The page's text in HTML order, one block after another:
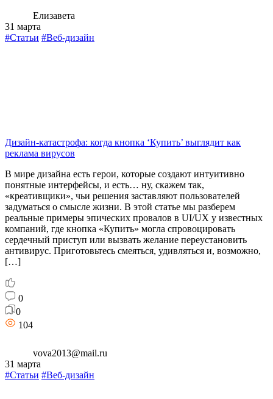
Елизавета
31 марта
#Статьи #Веб-дизайн
Дизайн-катастрофа: когда кнопка ‘Купить’ выглядит как
реклама вирусов
В мире дизайна есть герои, которые создают интуитивно
понятные интерфейсы, и есть… ну, скажем так,
«креативщики», чьи решения заставляют пользователей
задуматься о смысле жизни. В этой статье мы разберем
реальные примеры эпических провалов в UI/UX у известных
компаний, где кнопка «Купить» могла спровоцировать
сердечный приступ или вызвать желание переустановить
антивирус. Приготовьтесь смеяться, удивляться и, возможно,
[…]
0
0
104
vova2013@mail.ru
31 марта
#Статьи #Веб-дизайн